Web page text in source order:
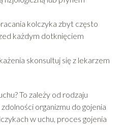
kolczyka zbyt często
każdym dotknięciem
skonsultuj się z lekarzem
To zależy od rodzaju
organizmu do gojenia
w uchu, proces gojenia